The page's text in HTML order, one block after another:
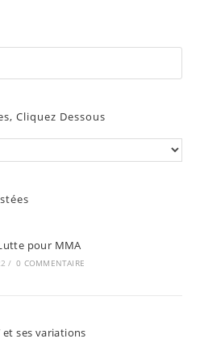
the
Cliquez Dessous
pour MMA
/ 0 COMMENTAIRE
et ses variations